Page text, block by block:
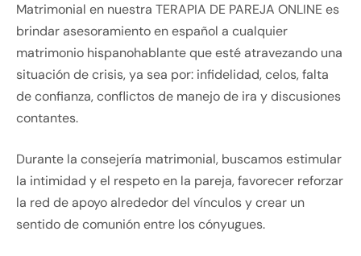
Matrimonial en nuestra TERAPIA DE PAREJA ONLINE es
brindar asesoramiento en español a cualquier
matrimonio hispanohablante que esté atravezando una
situación de crisis, ya sea por: infidelidad, celos, falta
de confianza, conflictos de manejo de ira y discusiones
contantes.
Durante la consejería matrimonial, buscamos estimular
la intimidad y el respeto en la pareja, favorecer reforzar
la red de apoyo alrededor del vínculos y crear un
sentido de comunión entre los cónyugues.